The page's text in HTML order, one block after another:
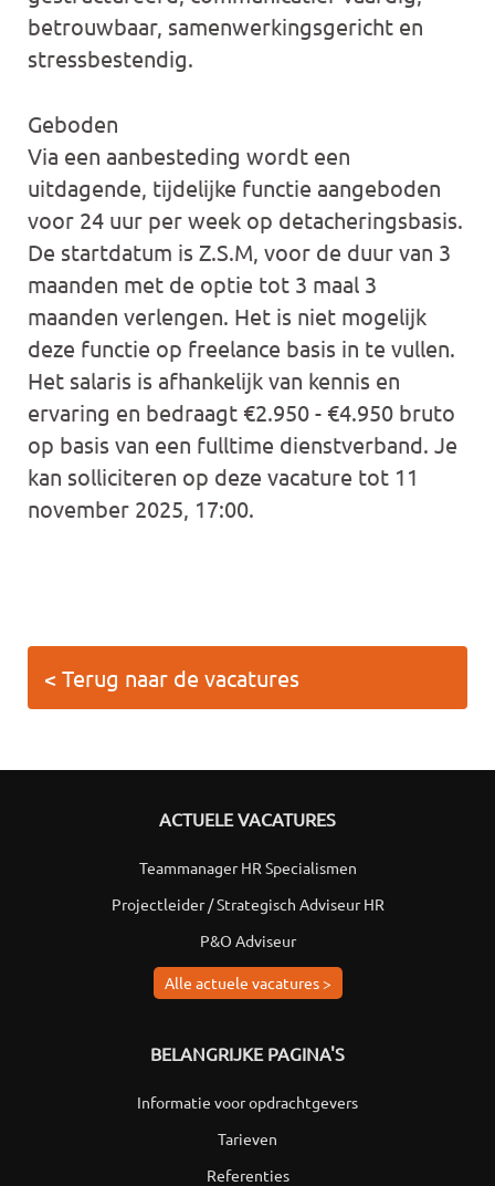
betrouwbaar, samenwerkingsgericht en
stressbestendig.
Geboden
Via een aanbesteding wordt een
uitdagende, tijdelijke functie aangeboden
voor 24 uur per week op detacheringsbasis.
De startdatum is Z.S.M, voor de duur van 3
maanden met de optie tot 3 maal 3
maanden verlengen. Het is niet mogelijk
deze functie op freelance basis in te vullen.
Het salaris is afhankelijk van kennis en
ervaring en bedraagt €2.950 - €4.950 bruto
op basis van een fulltime dienstverband. Je
kan solliciteren op deze vacature tot 11
november 2025, 17:00.
< Terug naar de vacatures
ACTUELE VACATURES
Teammanager HR Specialismen
Projectleider / Strategisch Adviseur HR
P&O Adviseur
Alle actuele vacatures >
BELANGRIJKE PAGINA'S
Informatie voor opdrachtgevers
Tarieven
Referenties